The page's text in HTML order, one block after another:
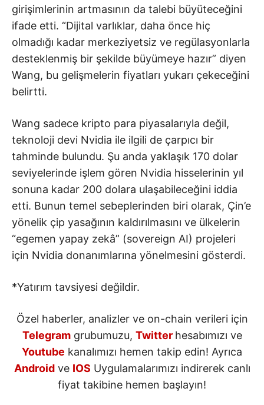
girişimlerinin artmasının da talebi büyüteceğini
ifade etti. “Dijital varlıklar, daha önce hiç
olmadığı kadar merkeziyetsiz ve regülasyonlarla
desteklenmiş bir şekilde büyümeye hazır” diyen
Wang, bu gelişmelerin fiyatları yukarı çekeceğini
belirtti.
Wang sadece kripto para piyasalarıyla değil,
teknoloji devi Nvidia ile ilgili de çarpıcı bir
tahminde bulundu. Şu anda yaklaşık 170 dolar
seviyelerinde işlem gören Nvidia hisselerinin yıl
sonuna kadar 200 dolara ulaşabileceğini iddia
etti. Bunun temel sebeplerinden biri olarak, Çin’e
yönelik çip yasağının kaldırılmasını ve ülkelerin
“egemen yapay zekâ” (sovereign AI) projeleri
için Nvidia donanımlarına yönelmesini gösterdi.
*Yatırım tavsiyesi değildir.
Özel haberler, analizler ve on-chain verileri için
Telegramgrubumuzu, Twitter hesabımızı ve
Youtube kanalımızı hemen takip edin! Ayrıca
Androidve IOS Uygulamalarımızı indirerek canlı
fiyat takibine hemen başlayın!